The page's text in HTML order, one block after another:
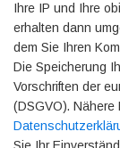
Ihre IP und Ihre
erhalten dann
dem Sie Ihren
Die Speicherung
Vorschriften der
(DSGVO). Nähere